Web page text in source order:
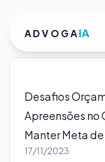
ADVOGAIA
Desafios
Apreensões no
Manter Meta
17/11/2023